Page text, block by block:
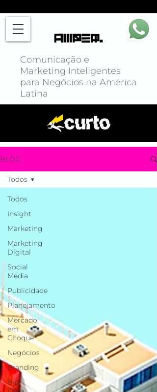
Comunicação e
Marketing Inteligentes
para Negócios na América
Latina
BLOG
Todos
Insight
Marketing
Marketing
Digital
Social
Media
Publicidade
Planejamento
Mercado
em
Choque
Negócios
Branding
Big
Todos